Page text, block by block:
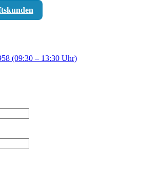
(09:30 – 13:30 Uhr)